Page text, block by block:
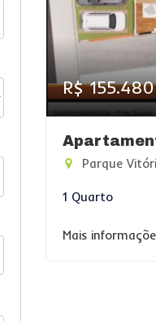
R$ 155.480
Parque
1 Quarto
Mais